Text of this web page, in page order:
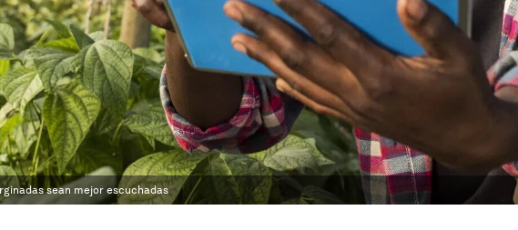
sean mejor escuchadas